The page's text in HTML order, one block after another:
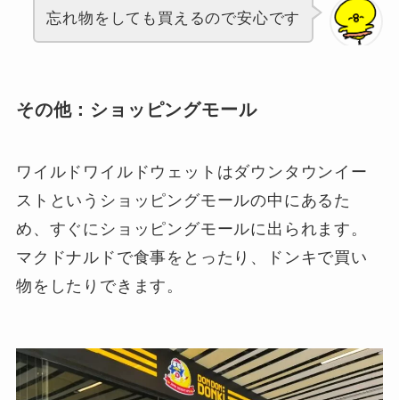
忘れ物をしても買えるので安心です
その他：ショッピングモール
ワイルドワイルドウェットはダウンタウンイー
ストというショッピングモールの中にあるた
め、すぐにショッピングモールに出られます。
マクドナルドで食事をとったり、ドンキで買い
物をしたりできます。